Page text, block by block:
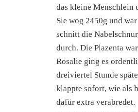
das kleine Menschlein
Sie wog 2450g und
schnitt die
durch. Die Plazenta
Rosalie ging es
dreiviertel Stunde
klappte sofort, wie als
dafür extra verabredet.